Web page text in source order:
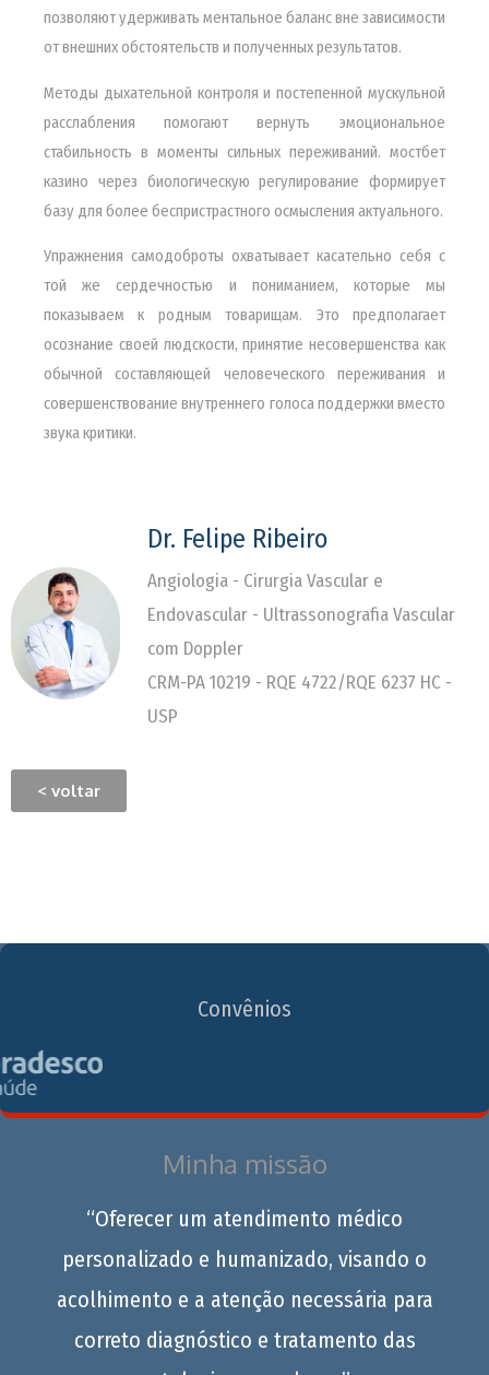
позволяют удерживать ментальное баланс вне зависимости
от внешних обстоятельств и полученных результатов.
Методы дыхательной контроля и постепенной мускульной
расслабления помогают вернуть эмоциональное
стабильность в моменты сильных переживаний. мостбет
казино через биологическую регулирование формирует
базу для более беспристрастного осмысления актуального.
Упражнения самодоброты охватывает касательно себя с
той же сердечностью и пониманием, которые мы
показываем к родным товарищам. Это предполагает
осознание своей людскости, принятие несовершенства как
обычной составляющей человеческого переживания и
совершенствование внутреннего голоса поддержки вместо
звука критики.
Dr. Felipe Ribeiro
Angiologia - Cirurgia Vascular e
Endovascular - Ultrassonografia Vascular
com Doppler
CRM-PA 10219 - RQE 4722/RQE 6237 HC -
USP
< voltar
Convênios
Minha missão
“Oferecer um atendimento médico
personalizado e humanizado, visando o
acolhimento e a atenção necessária para
correto diagnóstico e tratamento das